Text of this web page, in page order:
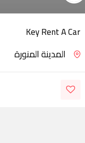
Key Rent A Car
المدينة المنورة